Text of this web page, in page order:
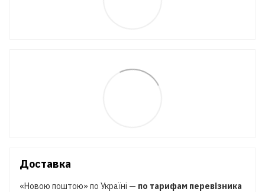
Доставка
«Новою поштою» по Україні — по тарифам перевізника